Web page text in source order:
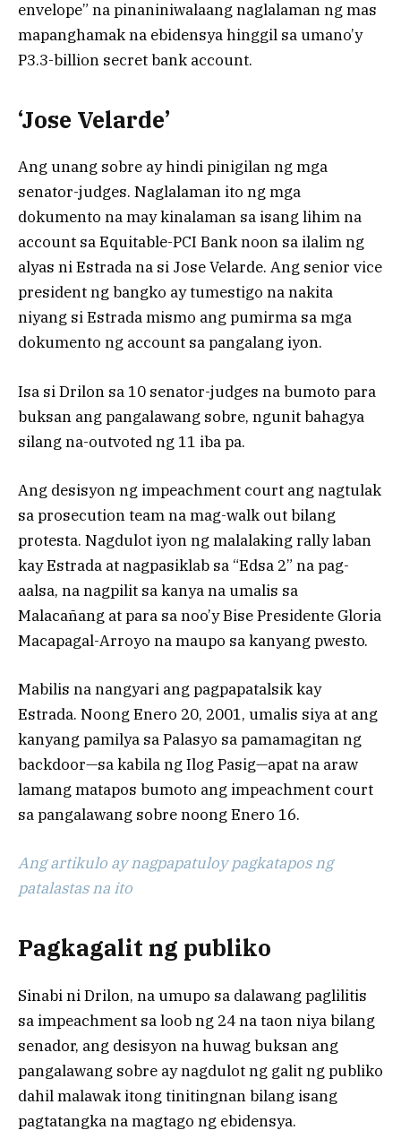
envelope” na pinaniniwalaang naglalaman ng mas
mapanghamak na ebidensya hinggil sa umano’y
P3.3-billion secret bank account.
‘Jose Velarde’
Ang unang sobre ay hindi pinigilan ng mga
senator-judges. Naglalaman ito ng mga
dokumento na may kinalaman sa isang lihim na
account sa Equitable-PCI Bank noon sa ilalim ng
alyas ni Estrada na si Jose Velarde. Ang senior vice
president ng bangko ay tumestigo na nakita
niyang si Estrada mismo ang pumirma sa mga
dokumento ng account sa pangalang iyon.
Isa si Drilon sa 10 senator-judges na bumoto para
buksan ang pangalawang sobre, ngunit bahagya
silang na-outvoted ng 11 iba pa.
Ang desisyon ng impeachment court ang nagtulak
sa prosecution team na mag-walk out bilang
protesta. Nagdulot iyon ng malalaking rally laban
kay Estrada at nagpasiklab sa “Edsa 2” na pag-
aalsa, na nagpilit sa kanya na umalis sa
Malacañang at para sa noo’y Bise Presidente Gloria
Macapagal-Arroyo na maupo sa kanyang pwesto.
Mabilis na nangyari ang pagpapatalsik kay
Estrada. Noong Enero 20, 2001, umalis siya at ang
kanyang pamilya sa Palasyo sa pamamagitan ng
backdoor—sa kabila ng Ilog Pasig—apat na araw
lamang matapos bumoto ang impeachment court
sa pangalawang sobre noong Enero 16.
Ang artikulo ay nagpapatuloy pagkatapos ng
patalastas na ito
Pagkagalit ng publiko
Sinabi ni Drilon, na umupo sa dalawang paglilitis
sa impeachment sa loob ng 24 na taon niya bilang
senador, ang desisyon na huwag buksan ang
pangalawang sobre ay nagdulot ng galit ng publiko
dahil malawak itong tinitingnan bilang isang
pagtatangka na magtago ng ebidensya.